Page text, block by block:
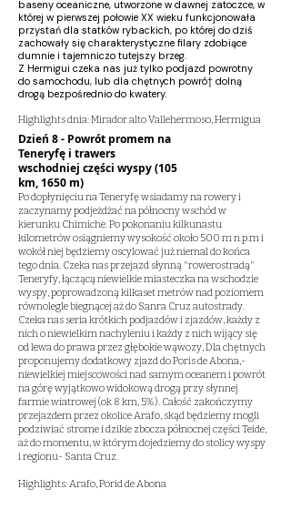
baseny oceaniczne, utworzone w dawnej zatoczce, w
której w pierwszej połowie XX wieku funkcjonowała
przystań dla statków rybackich, po której do dziś
zachowały się charakterystyczne filary zdobiące
dumnie i tajemniczo tutejszy brzeg.
Z Hermigui czeka nas już tylko podjazd powrotny
do samochodu, lub dla chętnych powró† dolną
drogą bezpośrednio do kwatery.
Highlights dnia: Mirador alto Vallehermoso, Hermigua
Dzień 8 - Powrót promem na
Teneryfę i trawers
wschodniej części wyspy (105
km, 1650 m)
Po dopłynięciu na Teneryfę wsiadamy na rowery i
zaczynamy podjeżdżać na północny wschód w
kierunku Chimiche. Po pokonaniu kilkunastu
kilometrów osiągniemy wysokość około 500 m n.p.m i
wokół niej będziemy oscylować już niemal do końca
tego dnia. Czeka nas przejazd słynną "rowerostradą"
Teneryfy, łączącą niewielkie miasteczka na wschodzie
wyspy, poprowadzoną kilkaset metrów nad poziomem
równolegle biegnącej aż do Sanra Cruz autostrady.
Czeka nas seria krótkich podjazdów i zjazdów, każdy z
nich o niewielkim nachyleniu i każdy z nich wijący się
od lewa do prawa przez głębokie wąwozy, Dla chętnych
proponujemy dodatkowy zjazd do Poris de Abona,-
niewielkiej miejscowości nad samym oceanem i powrót
na górę wyjątkowo widokową drogą przy słynnej
farmie wiatrowej (ok 8 km, 5%). Całość zakończymy
przejazdem przez okolice Arafo, skąd będziemy mogli
podziwiać strome i dzikie zbocza północnej części Teide,
aż do momentu, w którym dojedziemy do stolicy wyspy
i regionu- Santa Cruz.
Highlights: Arafo, Porid de Abona